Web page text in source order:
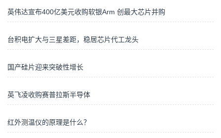
英伟达宣布400亿美元收购软银Arm 创最大芯片并购
台积电扩大与三星差距，稳居芯片代工龙头
国产硅片迎来突破性增长
英飞凌收购赛普拉斯半导体
红外测温仪的原理是什么？